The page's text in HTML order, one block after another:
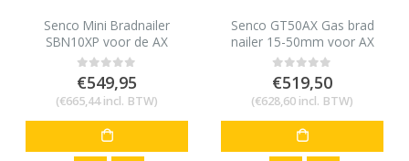
Senco Mini Bradnailer
SBN10XP voor de AX
minibrad 12 tot 25 mm
0out of 5
€549,95
(€665,44incl. BTW)
Senco GT50AX Gas brad
nailer 15-50mm voor AX
minibrads 18 gauge
0out of 5
€519,50
(€628,60 incl. BTW)